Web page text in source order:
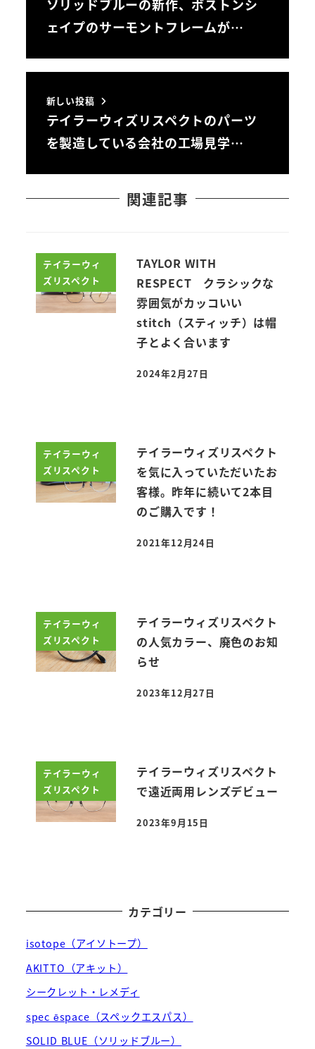
ソリッドブルーの新作、ボストンシ
ェイプのサーモントフレームが…
新しい投稿
テイラーウィズリスペクトのパーツ
を製造している会社の工場見学…
関連記事
テイラーウィ
ズリスペクト
TAYLOR WITH
RESPECT クラシックな
雰囲気がカッコいい
stitch（スティッチ）は帽
子とよく合います
投稿日
2024年2月27日
テイラーウィ
ズリスペクト
テイラーウィズリスペクト
を気に入っていただいたお
客様。昨年に続いて2本目
のご購入です！
投稿日
2021年12月24日
テイラーウィ
ズリスペクト
テイラーウィズリスペクト
の人気カラー、廃色のお知
らせ
投稿日
2023年12月27日
テイラーウィ
ズリスペクト
テイラーウィズリスペクト
で遠近両用レンズデビュー
投稿日
2023年9月15日
カテゴリー
isotope（アイソトープ）
AKITTO（アキット）
シークレット・レメディ
spec ēspace（スペックエスパス）
SOLID BLUE（ソリッドブルー）